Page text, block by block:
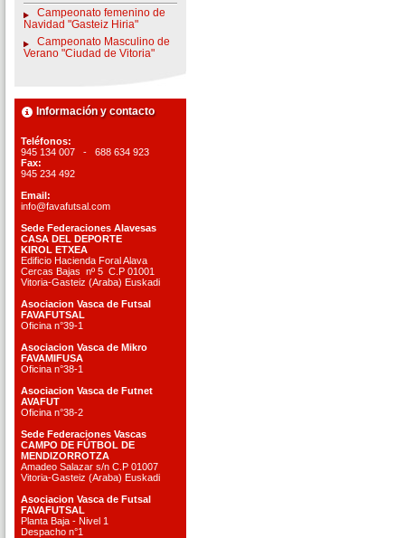
Campeonato femenino de
Navidad "Gasteiz Hiria"
Campeonato Masculino de
Verano "Ciudad de Vitoria"
Información y contacto
Teléfonos:
945 134 007 - 688 634 923
Fax:
945 234 492
Email:
info@favafutsal.com
Sede Federaciones Alavesas
CASA DEL DEPORTE
KIROL ETXEA
Edificio Hacienda Foral Alava
Cercas Bajas nº 5 C.P 01001
Vitoria-Gasteiz (Araba) Euskadi
Asociacion Vasca de Futsal
FAVAFUTSAL
Oficina n°39-1
Asociacion Vasca de Mikro
FAVAMIFUSA
Oficina n°38-1
Asociacion Vasca de Futnet
AVAFUT
Oficina n°38-2
Sede Federaciones Vascas
CAMPO DE FÚTBOL DE
MENDIZORROTZA
Amadeo Salazar s/n C.P 01007
Vitoria-Gasteiz (Araba) Euskadi
Asociacion Vasca de Futsal
FAVAFUTSAL
Planta Baja - Nivel 1
Despacho n°1